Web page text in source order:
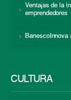
Ventajas de la
emprendedores
BanescoInnova
CULTURA